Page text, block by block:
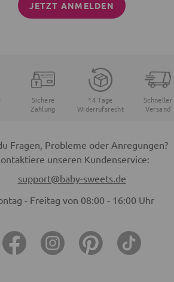
JETZT ANMELDEN
Sichere
Zahlung
14 Tage
Widerrufsrecht
Schneller
Versand
Fragen, Probleme oder Anregungen?
unseren Kundenservice:
support@baby-sweets.de
- Freitag von 08:00 - 16:00 Uhr